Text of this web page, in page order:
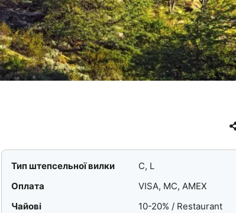
Тип штепсельної вилки
C, L
Оплата
VISA, MC, AMEX
Чайові
10-20% / Restaurant